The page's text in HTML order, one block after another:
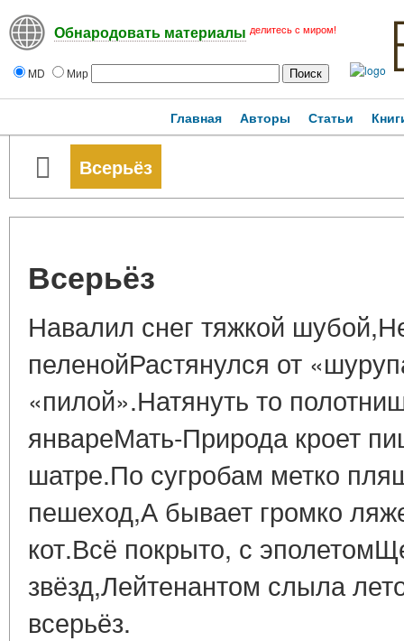
Обнародовать материалы делитесь с миром!
MD Мир
Главная Авторы Статьи
Всерьёз
Всерьёз
Навалил снег тяжкой
пеленойРастянулся от
«пилой».Натянуть то
январеМать-Природа кроет
шатре.По сугробам метко
пешеход,А бывает громко
кот.Всё покрыто, с
звёзд,Лейтенантом слыла
всерьёз.